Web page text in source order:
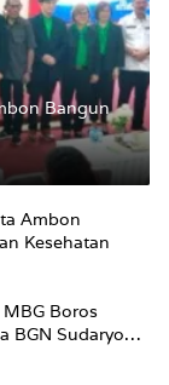
Bangun
Ambon
Kesehatan
Boros
BGN Sudaryono